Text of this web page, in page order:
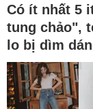
Có ít nhất 5
tung chảo",
lo bị dìm